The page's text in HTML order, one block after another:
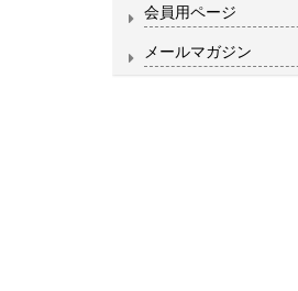
会員用ページ
メールマガジン